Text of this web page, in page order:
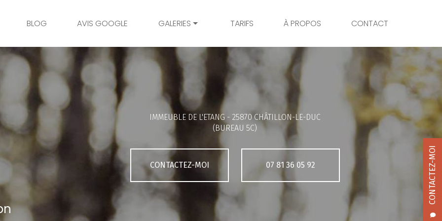
CONTACTEZ-MOI
BLOG AVIS GOOGLE GALERIES
Mariage
Grossesse
Bambins
Portrait
Galerie client
TARIFS À PROPOS CONTACT
IMMEUBLE DE L'ETANG - 25870 CHÂTILLON-LE-DUC
(BUREAU 5C)
CONTACTEZ-MOI 07 81 36 05 92